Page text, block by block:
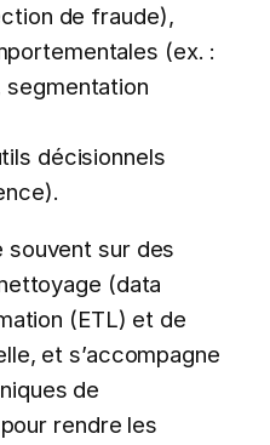
de fraude),
(ex. :
segmentation
décisionnels
sur des
(data
(ETL) et de
et s’accompagne
de
rendre les